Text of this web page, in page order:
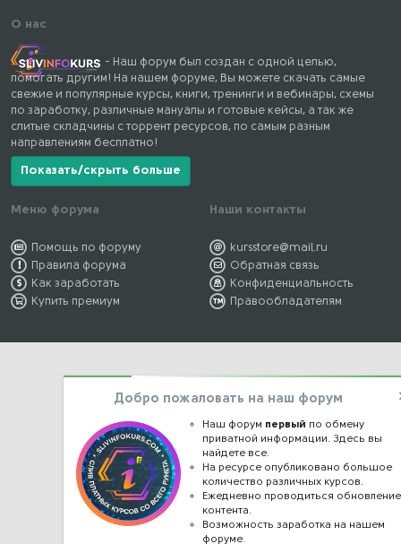
О нас
- Наш форум был создан с одной целью,
помогать другим! На нашем форуме, Вы можете скачать самые
свежие и популярные курсы, книги, тренинги и вебинары, схемы
по заработку, различные мануалы и готовые кейсы, а так же
слитые складчины с торрент ресурсов, по самым разным
направлениям бесплатно!
Показать/скрыть больше
Меню форума
Помощь по форуму
Правила форума
Как заработать
Купить премиум
Наши контакты
kursstore@mail.ru
Обратная связь
Конфиденциальность
Правообладателям
Добро пожаловать на наш форум
Наш форум первый по обмену
приватной информации. Здесь вы
найдете все.
На ресурсе опубликовано большое
количество различных курсов.
Ежедневно проводиться обновление
контента.
Возможность заработка на нашем
форуме.